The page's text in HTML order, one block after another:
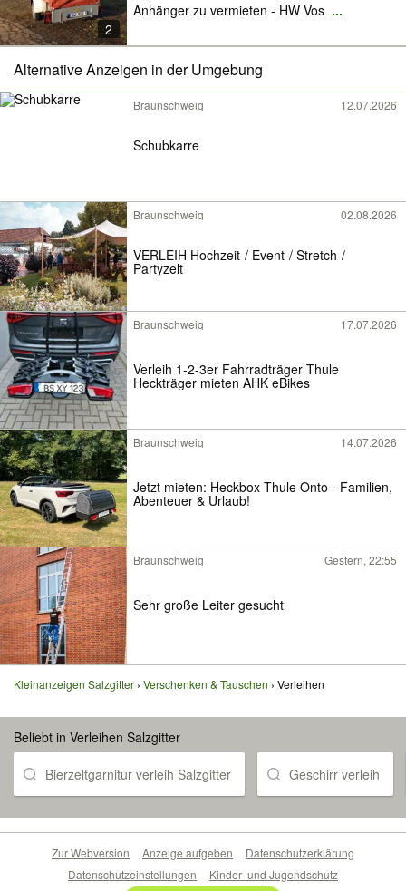
2
Anhänger zu vermieten - HW Vos ...
Alternative Anzeigen in der Umgebung
Braunschweig 12.07.2026
Schubkarre
Braunschweig 02.08.2026
VERLEIH Hochzeit-/ Event-/ Stretch-/
Partyzelt
Braunschweig 17.07.2026
Verleih 1-2-3er Fahrradträger Thule
Heckträger mieten AHK eBikes
Braunschweig 14.07.2026
Jetzt mieten: Heckbox Thule Onto - Familien,
Abenteuer & Urlaub!
Braunschweig Gestern, 22:55
Sehr große Leiter gesucht
Kleinanzeigen Salzgitter Verschenken & Tauschen Verleihen
Beliebt in Verleihen Salzgitter
Bierzeltgarnitur verleih Salzgitter Geschirr verleih
Zur Webversion Anzeige aufgeben
Datenschutzerklärung
Datenschutzeinstellungen
Kinder- und Jugendschutz